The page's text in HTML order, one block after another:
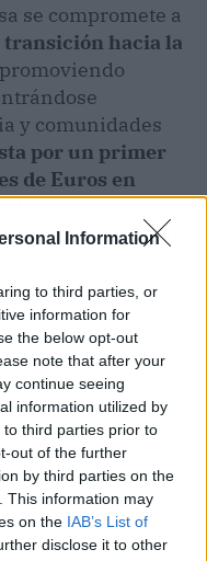
Information
to third parties, or
information for
the below opt-out
note that after your
continue seeing
information utilized by
third parties prior to
out of the further
by third parties on the
This information may
on the IAB’s List of
disclose it to other
se compromete a
hacia la
y comunidades
por un primer
de Euros en
de vecinos,
la generación